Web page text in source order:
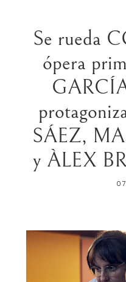
Se rueda
ópera
SÁEZ,
y ÀLEX